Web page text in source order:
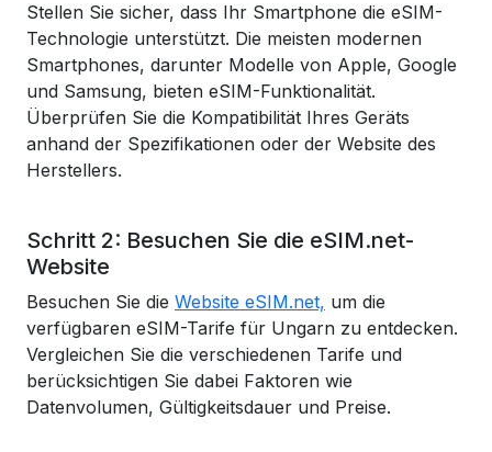
Stellen Sie sicher, dass Ihr Smartphone die eSIM-
Technologie unterstützt. Die meisten modernen
Smartphones, darunter Modelle von Apple, Google
und Samsung, bieten eSIM-Funktionalität.
Überprüfen Sie die Kompatibilität Ihres Geräts
anhand der Spezifikationen oder der Website des
Herstellers.
Schritt 2: Besuchen Sie die eSIM.net-
Website
Besuchen Sie die Website eSIM.net, um die
verfügbaren eSIM-Tarife für Ungarn zu entdecken.
Vergleichen Sie die verschiedenen Tarife und
berücksichtigen Sie dabei Faktoren wie
Datenvolumen, Gültigkeitsdauer und Preise.